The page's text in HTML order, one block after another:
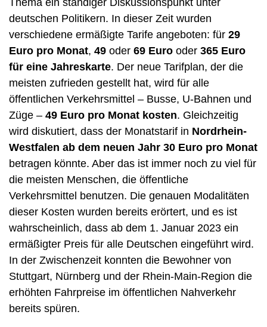
deutschen Politikern. In dieser Zeit wurden
verschiedene ermäßigte Tarife angeboten: für 29
Euro pro Monat, 49 oder 69 Euro oder 365 Euro
für eine Jahreskarte. Der neue Tarifplan, der die
meisten zufrieden gestellt hat, wird für alle
öffentlichen Verkehrsmittel – Busse, U-Bahnen und
Züge – 49 Euro pro Monat kosten. Gleichzeitig
wird diskutiert, dass der Monatstarif in Nordrhein-
Westfalen ab dem neuen Jahr 30 Euro pro Monat
betragen könnte. Aber das ist immer noch zu viel für
die meisten Menschen, die öffentliche
Verkehrsmittel benutzen. Die genauen Modalitäten
dieser Kosten wurden bereits erörtert, und es ist
wahrscheinlich, dass ab dem 1. Januar 2023 ein
ermäßigter Preis für alle Deutschen eingeführt wird.
In der Zwischenzeit konnten die Bewohner von
Stuttgart, Nürnberg und der Rhein-Main-Region die
erhöhten Fahrpreise im öffentlichen Nahverkehr
bereits spüren.